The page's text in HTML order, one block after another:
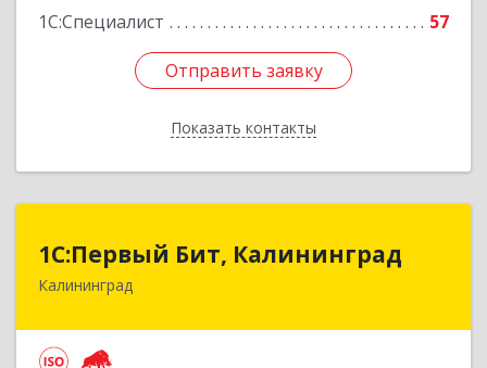
1С:Специалист
57
Отправить заявку
Показать контакты
Отправить заявку
Назад
1С:Первый Бит, Калининград
Калининград
1С:Первый Бит, Калининград
236006, Калининградская обл, Калининград г,